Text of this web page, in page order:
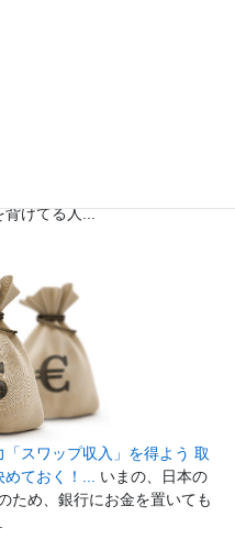
背けてる人...
スワップ収入」を得よう 取
めておく！... いまの、日本の
ため、銀行にお金を置いても